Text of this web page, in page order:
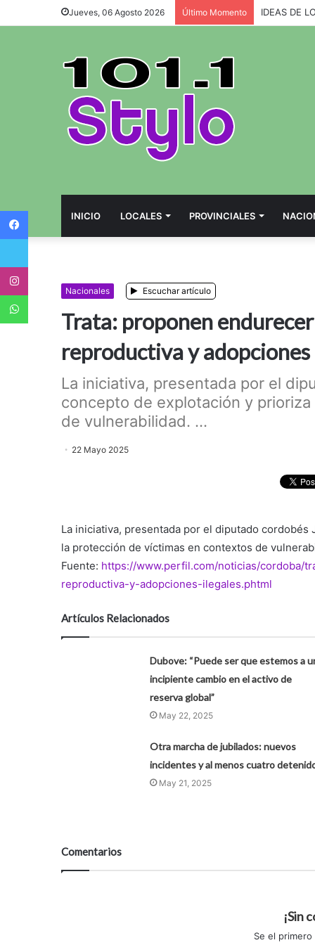
Jueves, 06 Agosto 2026 Último Momento IDEAS DE
INICIO LOCALES PROVINCIALES
Nacionales Escuchar artículo
Trata: proponen
reproductiva y adopciones
La iniciativa, presentada por el
concepto de explotación y
de vulnerabilidad. ...
22 Mayo 2025
La iniciativa, presentada por el diputado
la protección de víctimas en contextos de
Fuente: https://www.perfil.com/noticias/cordoba/
reproductiva-y-adopciones-ilegales.phtml
Artículos Relacionados
Dubove: “Puede ser que estemos a
incipiente cambio en el activo de
reserva global”
May 22, 2025
Otra marcha de jubilados: nuevos
incidentes y al menos cuatro
May 21, 2025
Comentarios
¡Sin
Se el
Twitter
WhatsApp